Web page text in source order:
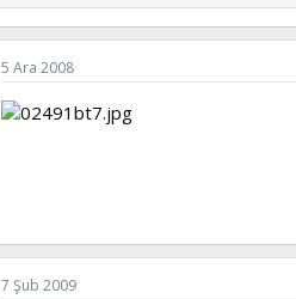
5 Ara 2008
7 Şub 2009